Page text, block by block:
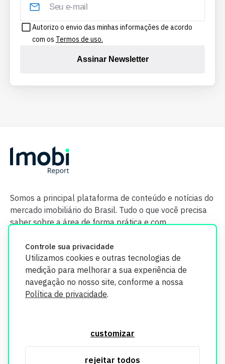
Controle sua privacidade
Utilizamos cookies e outras tecnologias de
medição para melhorar a sua experiência de
navegação no nosso site, conforme a nossa
Política de privacidade.
customizar
rejeitar todos
Autorizo o envio das minhas informações de acordo
com os Termos de uso.
Assinar Newsletter
Somos a principal plataforma de conteúdo e notícias do
mercado imobiliário do Brasil. Tudo o que você precisa
saber sobre a área de forma prática e com
segurança. Todos os dados coletados em nosso site são
utilizados exclusivamente para fins de aprimoramento de
informações, consulte nossa Política de Privacidade.